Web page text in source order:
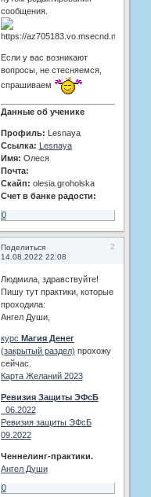
сообщения.
Если у вас возникают
вопросы, не стесняемся,
спрашиваем
Данные об ученике
Профиль: Lesnaya
Ссылка: Lesnaya
Имя: Олеся
Почта:
Скайп: olesia.groholska
Счет в банке радости:
0
Поделиться
2
14.08.2022 22:08
Людмила, здравствуйте!
Пишу тут практики, которые
проходила:
Ангел Души,
курс Магия Денег
(закрытый раздел) прохожу
сейчас.
Карта Желаний 2023
Ревизия Защиты ЭФсБ
_06.2022
Ревизия защиты ЭФсБ
09.2022
Ченнелинг-практики.
Ангел Души
0